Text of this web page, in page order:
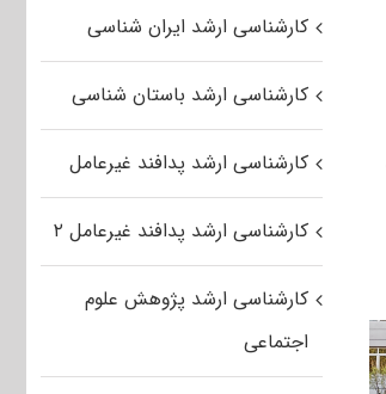
کارشناسی ارشد ایران شناسی
کارشناسی ارشد باستان شناسی
کارشناسی ارشد پدافند غیرعامل
کارشناسی ارشد پدافند غیرعامل ۲
کارشناسی ارشد پژوهش علوم
اجتماعی